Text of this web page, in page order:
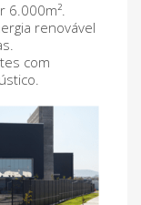
6.000m².
renovável
com